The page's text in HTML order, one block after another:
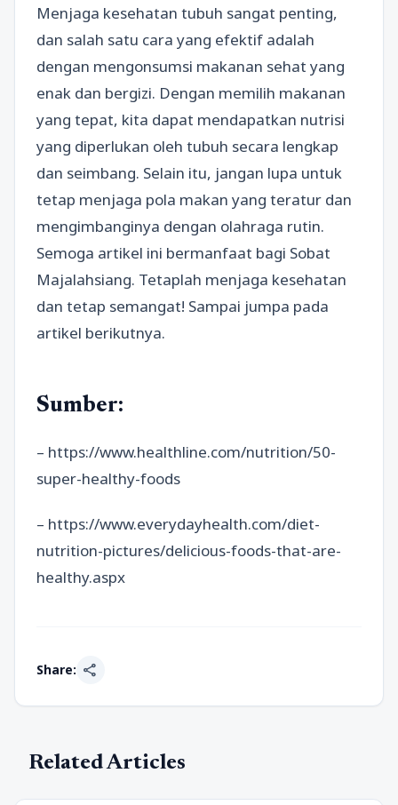
Menjaga kesehatan tubuh sangat penting,
dan salah satu cara yang efektif adalah
dengan mengonsumsi makanan sehat yang
enak dan bergizi. Dengan memilih makanan
yang tepat, kita dapat mendapatkan nutrisi
yang diperlukan oleh tubuh secara lengkap
dan seimbang. Selain itu, jangan lupa untuk
tetap menjaga pola makan yang teratur dan
mengimbanginya dengan olahraga rutin.
Semoga artikel ini bermanfaat bagi Sobat
Majalahsiang. Tetaplah menjaga kesehatan
dan tetap semangat! Sampai jumpa pada
artikel berikutnya.
Sumber:
– https://www.healthline.com/nutrition/50-
super-healthy-foods
– https://www.everydayhealth.com/diet-
nutrition-pictures/delicious-foods-that-are-
healthy.aspx
Share: share
Related Articles